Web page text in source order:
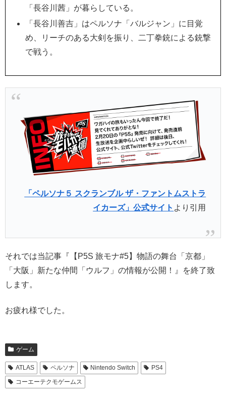
「長谷川茜」が暮らしている。
「長谷川善吉」はペルソナ「バルジャン」に目覚
め、リーチのある大剣を振り、二丁拳銃による銃撃
で戦う。
「ペルソナ５ スクランブル ザ・ファントムストラ
イカーズ」公式サイト より引用
それでは当記事『【P5S 旅モナ#5】物語の舞台「京都」
「大阪」新たな仲間「ウルフ」の情報が公開！』を終了致
します。
お疲れ様でした。
ゲーム
ATLAS ペルソナ Nintendo Switch
PS4
コーエーテクモゲームス